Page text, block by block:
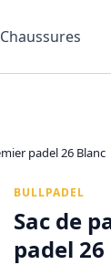
Chaussures
padel 26 Blanc
BULLPADEL
Sac de
padel